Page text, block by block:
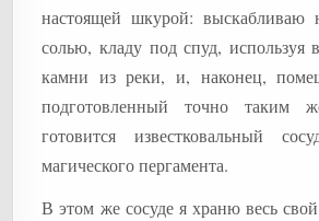
настоящей шкурой:
солью, кладу под спуд, используя
камни из реки, и, наконец,
подготовленный точно таким
готовится известковальный
магического пергамента.
В этом же сосуде я храню весь